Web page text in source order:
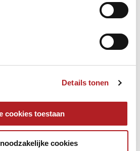
Details tonen
cookies toestaan
cookies
bandstoten klein 2e klasse
33 34 35